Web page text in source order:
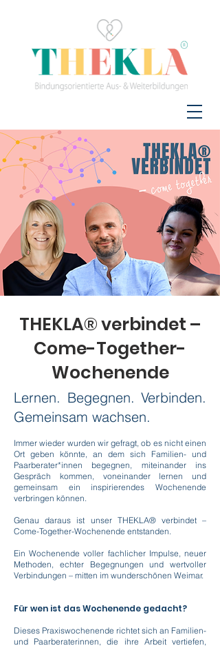
THEKLA® verbindet –
Come-Together-
Wochenende
Lernen. Begegnen. Verbinden.
Gemeinsam wachsen.
Immer wieder wurden wir gefragt, ob es nicht einen
Ort geben könnte, an dem sich Familien- und
Paarberater*innen begegnen, miteinander ins
Gespräch kommen, voneinander lernen und
gemeinsam ein inspirierendes Wochenende
verbringen können.
Genau daraus ist unser THEKLA® verbindet –
Come-Together-Wochenende entstanden.
Ein Wochenende voller fachlicher Impulse, neuer
Methoden, echter Begegnungen und wertvoller
Verbindungen – mitten im wunderschönen Weimar.
Für wen ist das Wochenende gedacht?
Dieses Praxiswochenende richtet sich an Familien-
und Paarberaterinnen, die ihre Arbeit vertiefen,